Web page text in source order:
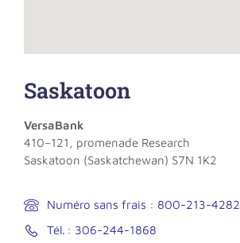
Saskatoon
VersaBank
410–121, promenade Research
Saskatoon (Saskatchewan) S7N 1K2
Numéro sans frais : 800-213-4282
Tél. : 306-244-1868